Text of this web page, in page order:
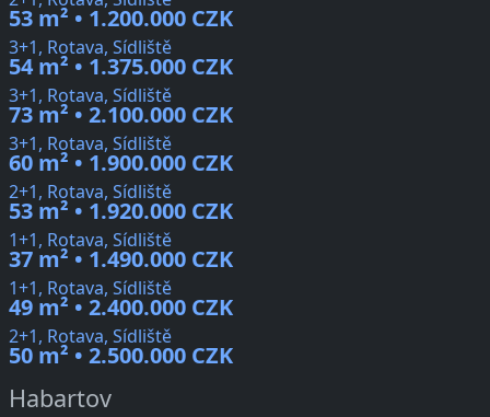
53 m² • 1.200.000 CZK
3+1, Rotava, Sídliště
54 m² • 1.375.000 CZK
3+1, Rotava, Sídliště
73 m² • 2.100.000 CZK
3+1, Rotava, Sídliště
60 m² • 1.900.000 CZK
2+1, Rotava, Sídliště
53 m² • 1.920.000 CZK
1+1, Rotava, Sídliště
37 m² • 1.490.000 CZK
1+1, Rotava, Sídliště
49 m² • 2.400.000 CZK
2+1, Rotava, Sídliště
50 m² • 2.500.000 CZK
Habartov